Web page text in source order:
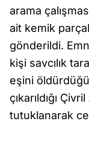
arama
ait kemik
gönderildi.
kişi savcılık
eşini
çıkarıldığı
tutuklanarak